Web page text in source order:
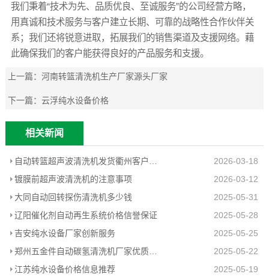
我们秉着“技术为先、品质优良、至诚服务”的公司经营方略，
用真诚和技术服务与客户建立长期、可靠的战略性合作伙伴关
系；我们还将锐意进取，拓展我们的销售渠道及支援网络。藉
此确保我们的客户能获得良好的产品服务和支援。
上一篇：河南转篮清洗机生产厂家源头厂家
下一篇：云浮纯水设备价格
相关新闻
2026-03-18
镀膜前超声波清洗机的注意事项
2026-03-12
大同自动回转探伤清洗机多少钱
2025-05-31
辽阳催化剂自动再生系统价格信誉保证
2025-05-28
吉安纯水设备厂家创新服务
2025-05-25
郑州五金件自动碳氢清洗机厂家优质推荐
2025-05-22
江苏纯水设备价格信息推荐
2025-05-19